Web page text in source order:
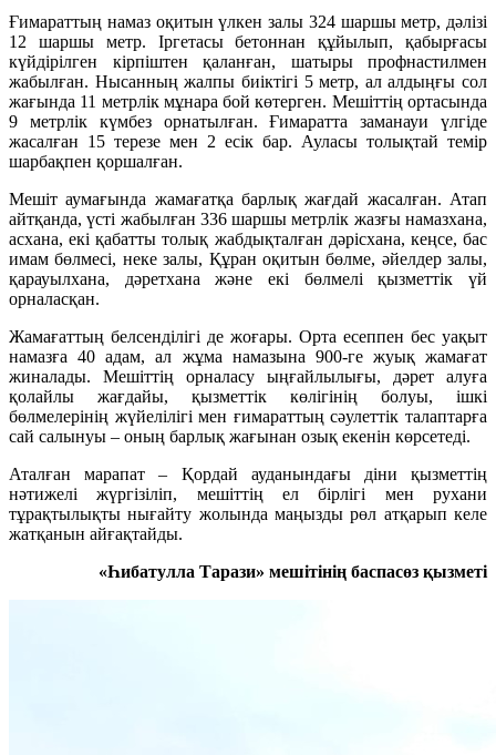
Ғимараттың намаз оқитын үлкен залы 324 шаршы метр, дәлізі
12 шаршы метр. Іргетасы бетоннан құйылып, қабырғасы
күйдірілген кірпіштен қаланған, шатыры профнастилмен
жабылған. Нысанның жалпы биіктігі 5 метр, ал алдыңғы сол
жағында 11 метрлік мұнара бой көтерген. Мешіттің ортасында
9 метрлік күмбез орнатылған. Ғимаратта заманауи үлгіде
жасалған 15 терезе мен 2 есік бар. Ауласы толықтай темір
шарбақпен қоршалған.
Мешіт аумағында жамағатқа барлық жағдай жасалған. Атап
айтқанда, үсті жабылған 336 шаршы метрлік жазғы намазхана,
асхана, екі қабатты толық жабдықталған дәрісхана, кеңсе, бас
имам бөлмесі, неке залы, Құран оқитын бөлме, әйелдер залы,
қарауылхана, дәретхана және екі бөлмелі қызметтік үй
орналасқан.
Жамағаттың белсенділігі де жоғары. Орта есеппен бес уақыт
намазға 40 адам, ал жұма намазына 900-ге жуық жамағат
жиналады. Мешіттің орналасу ыңғайлылығы, дәрет алуға
қолайлы жағдайы, қызметтік көлігінің болуы, ішкі
бөлмелерінің жүйелілігі мен ғимараттың сәулеттік талаптарға
сай салынуы – оның барлық жағынан озық екенін көрсетеді.
Аталған марапат – Қордай ауданындағы діни қызметтің
нәтижелі жүргізіліп, мешіттің ел бірлігі мен рухани
тұрақтылықты нығайту жолында маңызды рөл атқарып келе
жатқанын айғақтайды.
«Һибатулла Тарази» мешітінің баспасөз қызметі